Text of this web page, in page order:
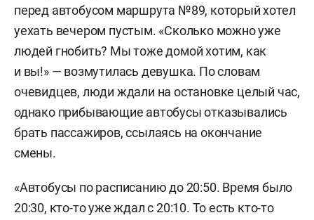
перед автобусом маршрута №89, который хотел
уехать вечером пустым. «Сколько можно уже
людей гнобить? Мы тоже домой хотим, как
и вы!» — возмутилась девушка. По словам
очевидцев, люди ждали на остановке целый час,
однако прибывающие автобусы отказывались
брать пассажиров, ссылаясь на окончание
смены.
«Автобусы по расписанию до 20:50. Время было
20:30, кто-то уже ждал с 20:10. То есть кто-то